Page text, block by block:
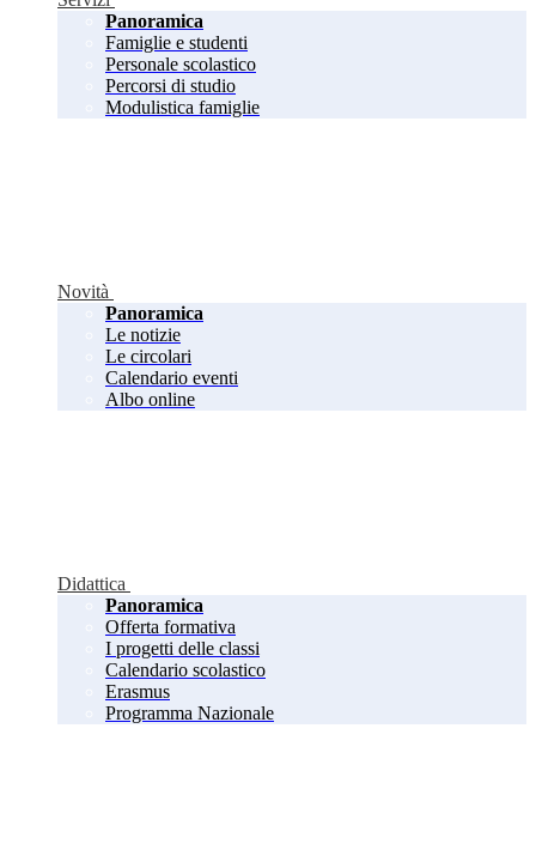
Panoramica
Famiglie e studenti
Personale scolastico
Percorsi di studio
Modulistica famiglie
Novità
Panoramica
Le notizie
Le circolari
Calendario eventi
Albo online
Didattica
Panoramica
Offerta formativa
I progetti delle classi
Calendario scolastico
Erasmus
Programma Nazionale